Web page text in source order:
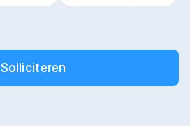
Solliciteren